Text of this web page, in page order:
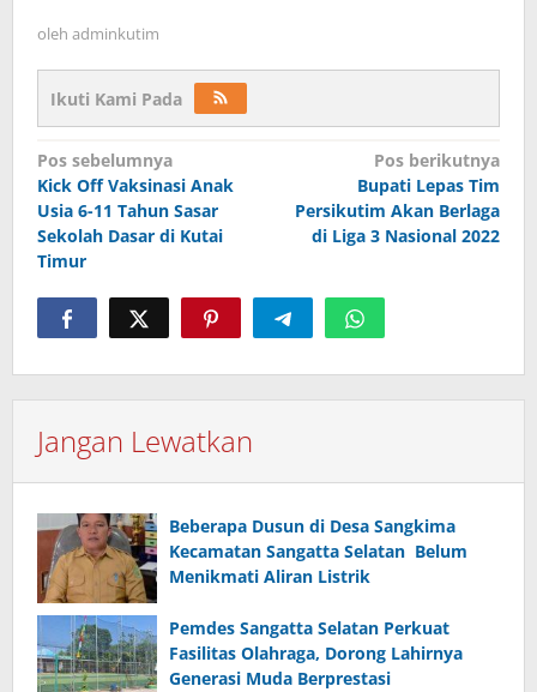
oleh adminkutim
Ikuti Kami Pada
Navigasi
pos
Pos sebelumnya
Kick Off Vaksinasi Anak
Usia 6-11 Tahun Sasar
Sekolah Dasar di Kutai
Timur
Pos berikutnya
Bupati Lepas Tim
Persikutim Akan Berlaga
di Liga 3 Nasional 2022
Jangan Lewatkan
Beberapa Dusun di Desa Sangkima
Kecamatan Sangatta Selatan Belum
Menikmati Aliran Listrik
Pemdes Sangatta Selatan Perkuat
Fasilitas Olahraga, Dorong Lahirnya
Generasi Muda Berprestasi